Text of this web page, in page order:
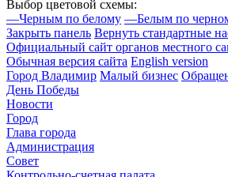
Выбор цветовой схемы:
—Черным по белому —Белым по
Закрыть панель Вернуть стандартные
Официальный сайт органов местного
Обычная версия сайта English version
Город Владимир Малый бизнес
День Победы
Новости
Город
Глава города
Администрация
Совет